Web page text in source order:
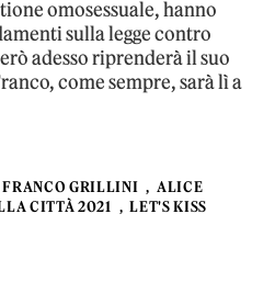
omosessuale, hanno
sulla legge contro
adesso riprenderà il suo
come sempre, sarà lì a
FRANCO GRILLINI
ALICE
CITTÀ 2021 LET'S KISS